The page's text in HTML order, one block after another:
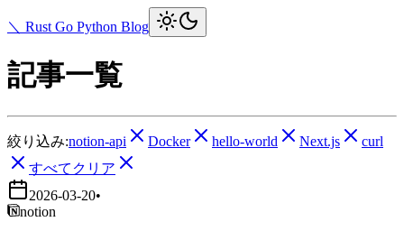
＼ Rust Go Python Blog
記事一覧
絞り込み:notion-api Docker hello-world Next.js
curl
すべてクリア
2026-03-20•
notion